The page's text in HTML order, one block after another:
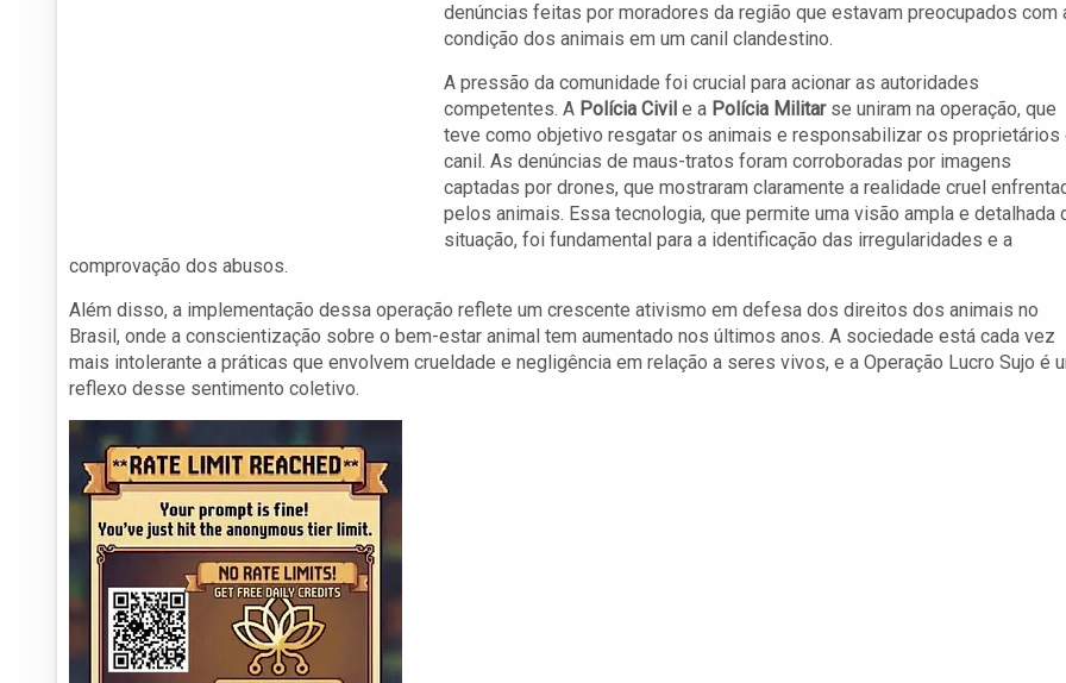
denúncias feitas por moradores da região que estavam preocupados com
condição dos animais em um canil clandestino.
A pressão da comunidade foi crucial para acionar as autoridades
competentes. A Polícia Civil e a Polícia Militarse uniram na operação, que
teve como objetivo resgatar os animais e responsabilizar os proprietários
canil. As denúncias de maus-tratos foram corroboradas por imagens
captadas por drones, que mostraram claramente a realidade cruel
pelos animais. Essa tecnologia, que permite uma visão ampla e detalhada
situação, foi fundamental para a identificação das irregularidades e a
comprovação dos abusos.
Além disso, a implementação dessa operação reflete um crescente ativismo em defesa dos direitos dos animais no
Brasil, onde a conscientização sobre o bem-estar animal tem aumentado nos últimos anos. A sociedade está cada vez
mais intolerante a práticas que envolvem crueldade e negligência em relação a seres vivos, e a Operação Lucro Sujo é
reflexo desse sentimento coletivo.